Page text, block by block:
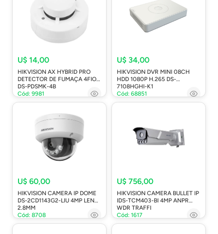
U$ 14,00
HIKVISION AX HYBRID PRO
DETECTOR DE FUMAÇA 4FIOS
DS-PDSMK-4B
Cód: 9981
U$ 34,00
HIKVISION DVR MINI 08CH
HDD 1080P H.265 DS-
7108HGHI-K1
Cód: 68851
U$ 60,00
HIKVISION CAMERA IP DOME
DS-2CD1143G2-LIU 4MP LENTE
2.8MM
Cód: 8708
U$ 756,00
HIKVISION CAMERA BULLET IP
IDS-TCM403-BI 4MP ANPR
WDR TRAFFI
Cód: 1617